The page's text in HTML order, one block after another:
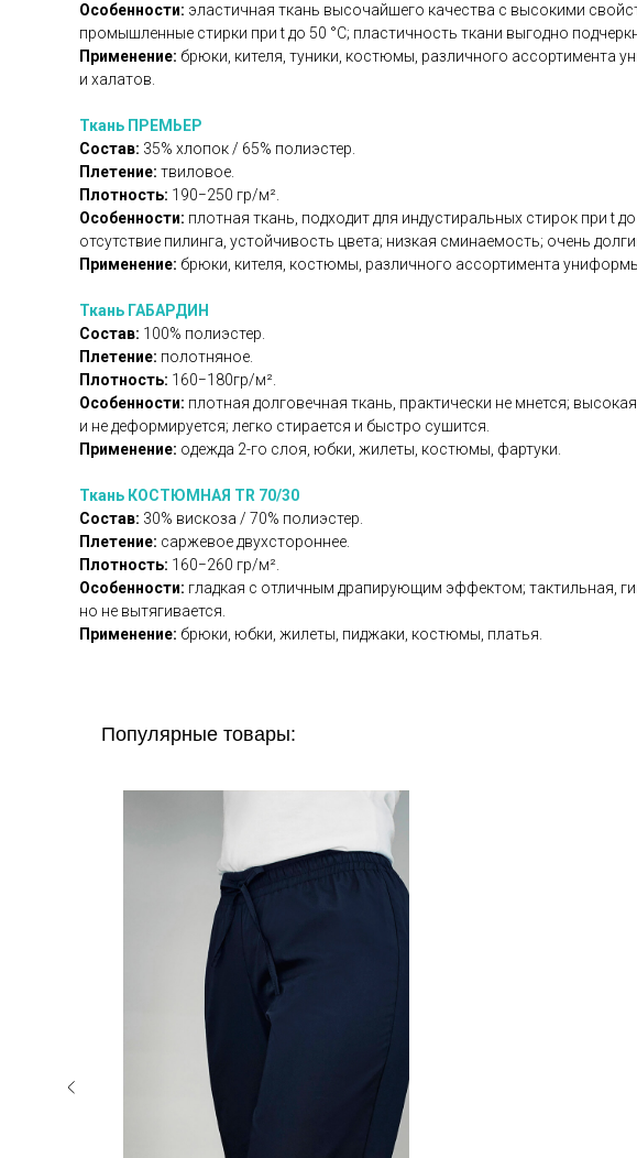
Особенности: эластичная ткань высочайшего качества с высокими
промышленные стирки при t до 50 °C; пластичность ткани выгодно
Применение: брюки, кителя, туники, костюмы, различного ассортимента
и халатов.
Ткань ПРЕМЬЕР
Состав: 35% хлопок / 65% полиэстер.
Плетение: твиловое.
Плотность: 190−250 гр/м².
Особенности: плотная ткань, подходит для индустиральных стирок при t
отсутствие пилинга, устойчивость цвета; низкая сминаемость; очень
Применение: брюки, кителя, костюмы, различного ассортимента
Ткань ГАБАРДИН
Состав: 100% полиэстер.
Плетение: полотняное.
Плотность: 160−180гр/м².
Особенности: плотная долговечная ткань, практически не мнется;
и не деформируется; легко стирается и быстро сушится.
Применение: одежда 2-го слоя, юбки, жилеты, костюмы, фартуки.
Ткань КОСТЮМНАЯ TR 70/30
Состав: 30% вискоза / 70% полиэстер.
Плетение: саржевое двухстороннее.
Плотность: 160−260 гр/м².
Особенности: гладкая с отличным драпирующим эффектом; тактильная,
но не вытягивается.
Применение: брюки, юбки, жилеты, пиджаки, костюмы, платья.
Популярные товары: